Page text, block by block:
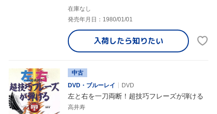
在庫なし
発売年月日：1980/01/01
入荷したら知りたい
中古
DVD・ブルーレイ
DVD
左と右を一刀両断！超技巧フレーズが弾ける
高井寿